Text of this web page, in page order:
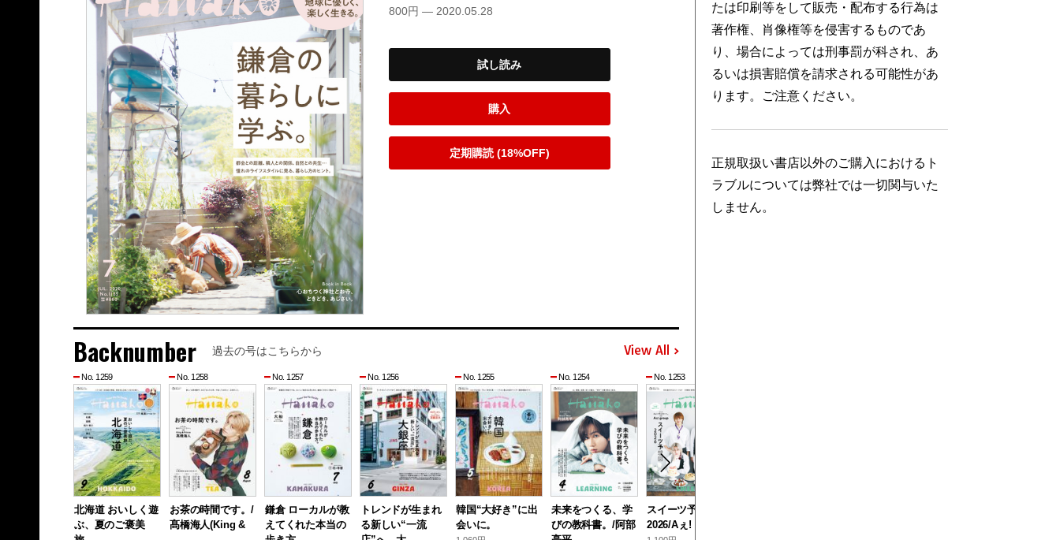
800円 — 2020.05.28
試し読み
購入
定期購読 (18%OFF)
Backnumber 過去の号はこちらから View All
No. 1259
北海道 おいしく遊
ぶ、夏のご褒美
No. 1258
お茶の時間です。/
髙橋海人(King &
No. 1257
鎌倉 ローカルが教
えてくれた本当の
No. 1256
トレンドが生まれ
る新しい“一流
No. 1255
韓国“大好き”に出
会いに。
No. 1254
未来をつくる、学
びの教科書。/阿部
No. 1253
スイーツ予想図
2026/Aぇ! grou …
たは印刷等をして販売・配布する行為は
著作権、肖像権等を侵害するものであ
り、場合によっては刑事罰が科され、あ
るいは損害賠償を請求される可能性があ
ります。ご注意ください。
正規取扱い書店以外のご購入におけるト
ラブルについては弊社では一切関与いた
しません。